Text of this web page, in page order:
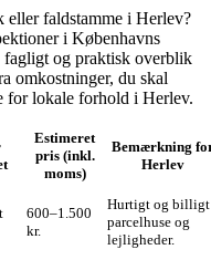
faldstamme i Herlev?
i Københavns
fagligt og praktisk overblik
omkostninger, du skal
lokale forhold i Herlev.
Estimeret
pris (inkl.
moms)
Bemærkning
Herlev
600–1.500
kr.
Hurtigt og
parcelhuse og
lejligheder.